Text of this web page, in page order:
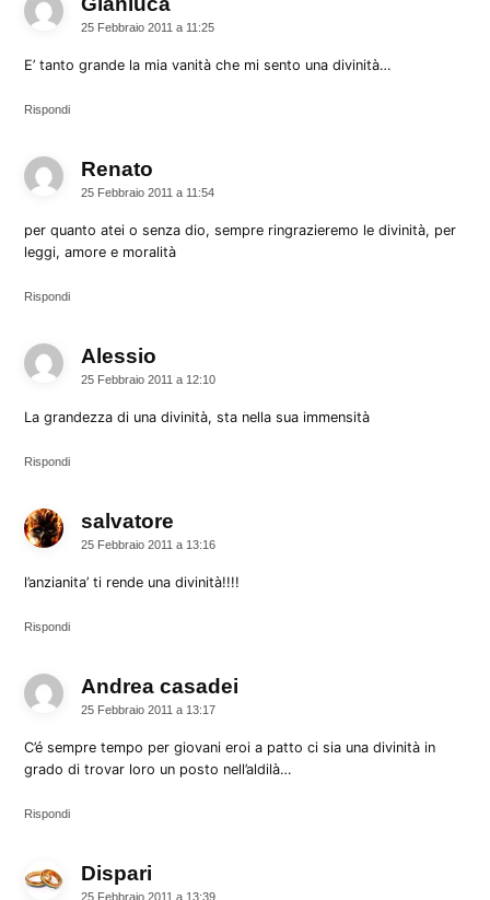
25 Febbraio 2011 a 11:25
E’ tanto grande la mia vanità che mi sento una divinità…
Rispondi
Renato
25 Febbraio 2011 a 11:54
per quanto atei o senza dio, sempre ringrazieremo le divinità, per
leggi, amore e moralità
Rispondi
Alessio
25 Febbraio 2011 a 12:10
La grandezza di una divinità, sta nella sua immensità
Rispondi
salvatore
25 Febbraio 2011 a 13:16
l’anzianita’ ti rende una divinità!!!!
Rispondi
Andrea casadei
25 Febbraio 2011 a 13:17
C’é sempre tempo per giovani eroi a patto ci sia una divinità in
grado di trovar loro un posto nell’aldilà…
Rispondi
Dispari
25 Febbraio 2011 a 13:39